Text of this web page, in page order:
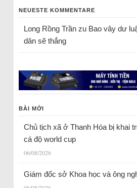
NEUESTE KOMMENTARE
Long Rồng Trầnzu Bao vây dư
dân sẽ thắng
BÀI MỚI
Chủ tịch xã ở Thanh Hóa bị khai
cá độ world cup
06/08/2026
Giám đốc sở Khoa học và ông